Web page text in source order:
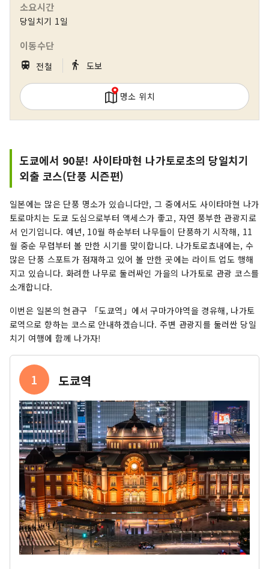
소요시간
당일치기 1일
이동수단
train 전철 ｜ directions_walk 도보
명소 위치
도쿄에서 90분! 사이타마현 나가토로초의 당일치기
외출 코스(단풍 시즌편)
일본에는 많은 단풍 명소가 있습니다만, 그 중에서도 사이타마현 나가
토로마치는 도쿄 도심으로부터 액세스가 좋고, 자연 풍부한 관광지로
서 인기입니다. 예년, 10월 하순부터 나무들이 단풍하기 시작해, 11
월 중순 무렵부터 볼 만한 시기를 맞이합니다. 나가토로쵸내에는, 수
많은 단풍 스포트가 점재하고 있어 볼 만한 곳에는 라이트 업도 행해
지고 있습니다. 화려한 나무로 둘러싸인 가을의 나가토로 관광 코스를
소개합니다.
이번은 일본의 현관구 「도쿄역」에서 구마가야역을 경유해, 나가토
로역으로 향하는 코스로 안내하겠습니다. 주변 관광지를 둘러싼 당일
치기 여행에 함께 나가자!
1 도쿄역